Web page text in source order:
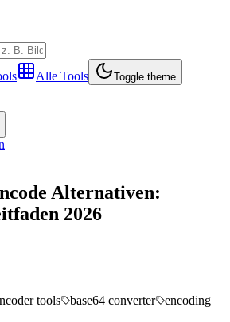
Alle Tools Toggle theme
Alternativen:
2026
tools base64 converter
encoding